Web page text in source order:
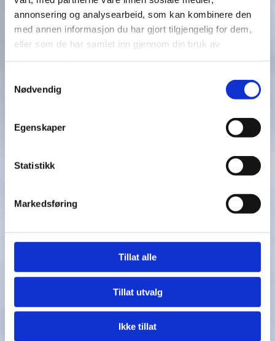
annonsering og analysearbeid, som kan kombinere den
med annen informasjon du har gjort tilgjengelig for dem,
eller som de har samlet inn gjennom din bruk av
Nødvendig
Egenskaper
Statistikk
Markedsføring
Tillat alle
Tillat utvalg
Ikke tillat
CR 17071 C LONGEST DRIVE H-160MM
KR. 299,00
JADEKRYSTALL MED GOLFMOTIVER